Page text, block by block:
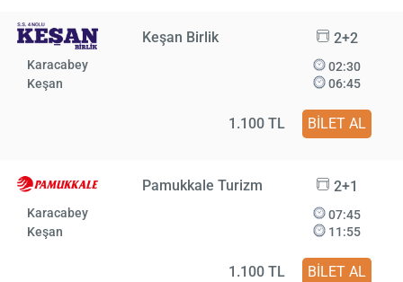
Keşan Birlik 2+2
Karacabey
Keşan
02:30
06:45
1.100 TL BİLET AL
Pamukkale Turizm 2+1
Karacabey
Keşan
07:45
11:55
1.100 TL BİLET AL